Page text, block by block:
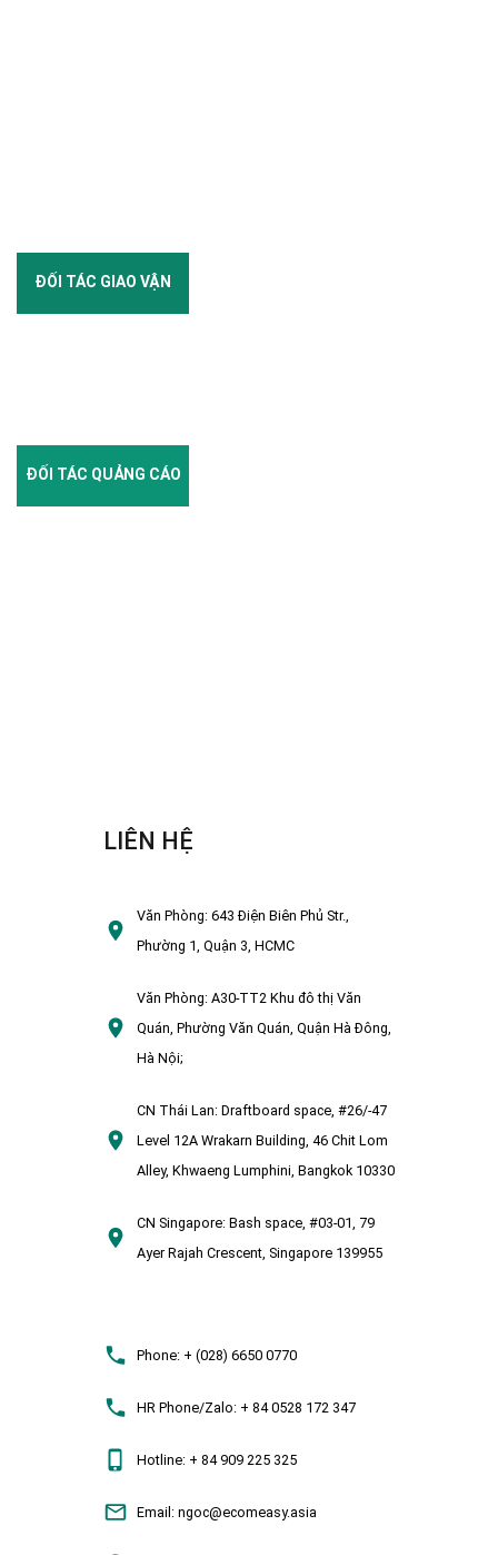
ĐỐI TÁC GIAO VẬN
ĐỐI TÁC QUẢNG CÁO
LIÊN HỆ
Văn Phòng:643 Điện Biên Phủ Str.,
Phường 1, Quận 3, HCMC
Văn Phòng:A30-TT2 Khu đô thị Văn
Quán, Phường Văn Quán, Quận Hà Đông,
Hà Nội;
CN Thái Lan: Draftboard space, #26/-47
Level 12A Wrakarn Building, 46 Chit Lom
Alley, Khwaeng Lumphini, Bangkok 10330
CN Singapore: Bash space, #03-01, 79
Ayer Rajah Crescent, Singapore 139955
Phone:+ (028) 6650 0770
HR Phone/Zalo:+ 84 0528 172 347
Hotline:+ 84 909 225 325
Email: ngoc@ecomeasy.asia